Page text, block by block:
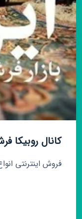
کانال روبیکا
فروش اینترنتی